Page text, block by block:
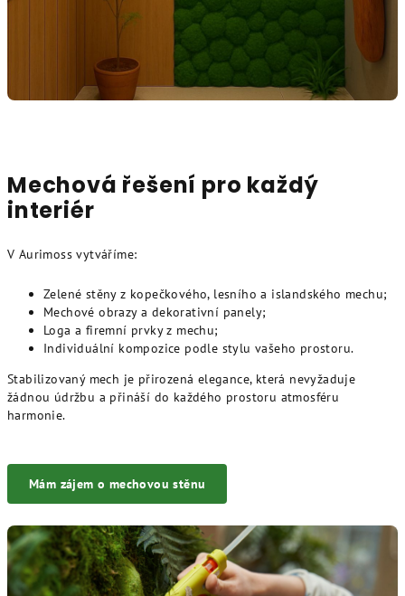
Mechová řešení pro každý
interiér
V Aurimoss vytváříme:
Zelené stěny z kopečkového, lesního a islandského mechu;
Mechové obrazy a dekorativní panely;
Loga a firemní prvky z mechu;
Individuální kompozice podle stylu vašeho prostoru.
Stabilizovaný mech je přirozená elegance, která nevyžaduje
žádnou údržbu a přináší do každého prostoru atmosféru
harmonie.
Mám zájem o mechovou stěnu